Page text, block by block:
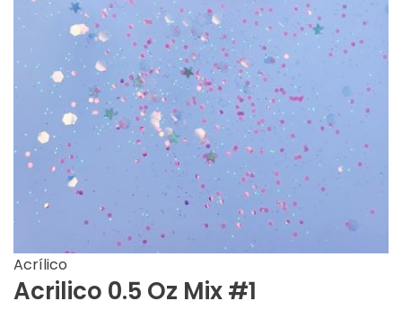
Acrílico
Acrilico 0.5 Oz Mix #1